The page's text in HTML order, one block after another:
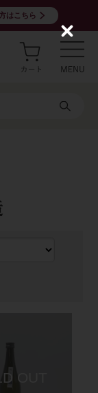
はこちら
C
l
s